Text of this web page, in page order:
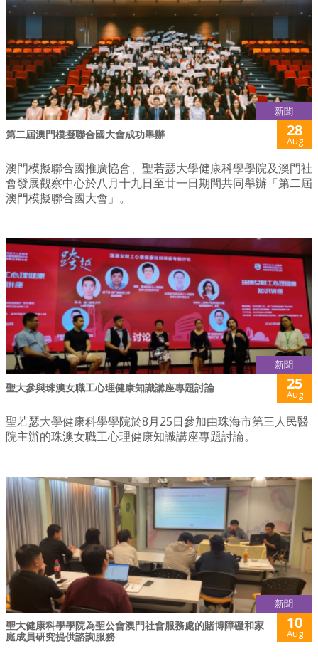
新聞
第二屆澳門模擬聯合國大會成功舉辦 28
Aug
澳門模擬聯合國推廣協會、聖若瑟大學健康科學學院及澳門社
會發展觀察中心於八月十九日至廿一日期間共同舉辦「第二屆
澳門模擬聯合國大會」。
新聞
聖大參與珠澳女職工心理健康知識講座專題討論 25
Aug
聖若瑟大學健康科學學院於8月25日參加由珠海市第三人民醫
院主辦的珠澳女職工心理健康知識講座專題討論。
新聞
聖大健康科學學院為聖公會澳門社會服務處的賭博障礙和家
庭成員研究提供諮詢服務
10
Aug